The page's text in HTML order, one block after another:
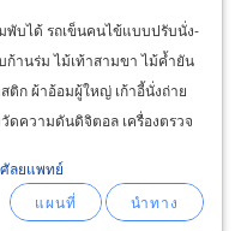
พับได้ รถเข็นคนไข้แบบปรับนั่ง-
านร่ม ไม้เท้าสามขา ไม้ค้ำยัน
ติก ผ้าอ้อมผู้ใหญ่ เก้าอี้นั่งถ่าย
ดความดันดิจิตอล เครื่องตรวจ
ลยแพทย์